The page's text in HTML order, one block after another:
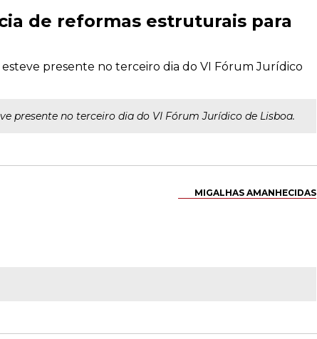
de reformas estruturais para
esteve presente no terceiro dia do VI Fórum Jurídico
presente no terceiro dia do VI Fórum Jurídico de Lisboa.
MIGALHAS AMANHECIDAS